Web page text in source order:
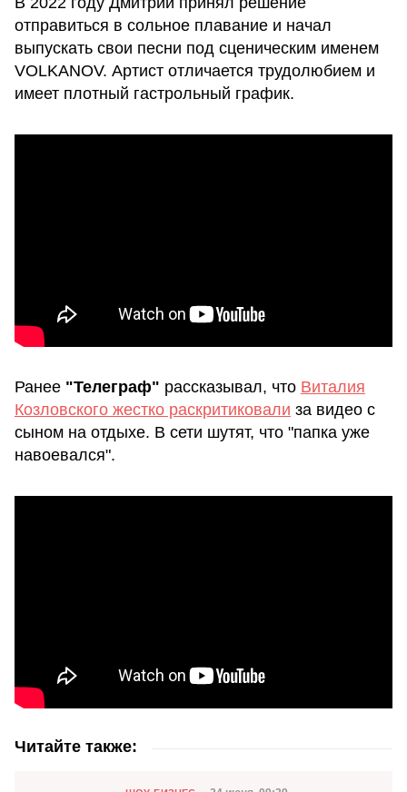
отправиться в сольное плавание и начал
выпускать свои песни под сценическим именем
VOLKANOV. Артист отличается трудолюбием и
имеет плотный гастрольный график.
Ранее "Телеграф" рассказывал, что Виталия
Козловского жестко раскритиковали за видео с
сыном на отдыхе. В сети шутят, что "папка уже
навоевался".
Читайте также: